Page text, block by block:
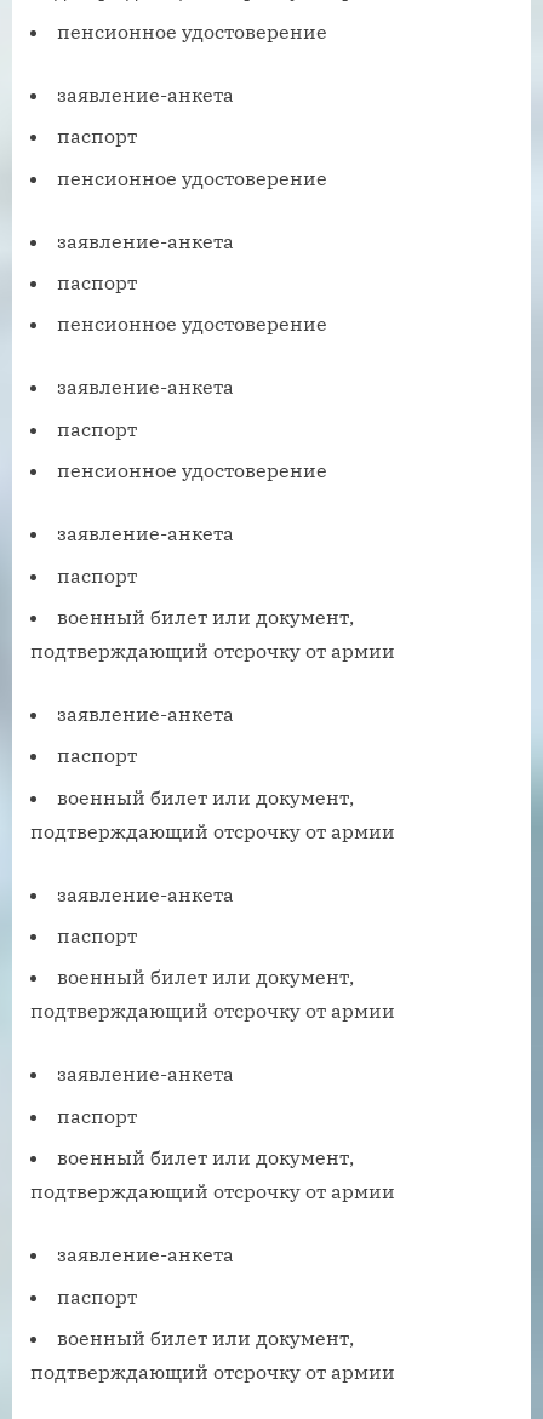
пенсионное удостоверение
заявление-анкета
паспорт
пенсионное удостоверение
заявление-анкета
паспорт
пенсионное удостоверение
заявление-анкета
паспорт
пенсионное удостоверение
заявление-анкета
паспорт
военный билет или документ,
подтверждающий отсрочку от армии
заявление-анкета
паспорт
военный билет или документ,
подтверждающий отсрочку от армии
заявление-анкета
паспорт
военный билет или документ,
подтверждающий отсрочку от армии
заявление-анкета
паспорт
военный билет или документ,
подтверждающий отсрочку от армии
заявление-анкета
паспорт
военный билет или документ,
подтверждающий отсрочку от армии